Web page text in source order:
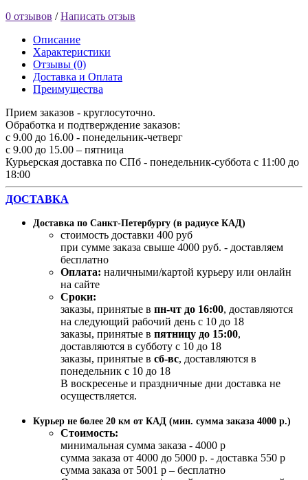
0 отзывов /Написать отзыв
Описание
Характеристики
Отзывы (0)
Доставка и Оплата
Преимущества
Прием заказов - круглосуточно.
Обработка и подтверждение заказов:
с 9.00 до 16.00 - понедельник-четверг
с 9.00 до 15.00 – пятница
Курьерская доставка по СПб - понедельник-суббота с 11:00 до
18:00
ДОСТАВКА
Доставка по Санкт-Петербургу (в радиусе КАД)
стоимость доставки 400 руб
при сумме заказа свыше 4000 руб. - доставляем
бесплатно
Оплата: наличными/картой курьеру или онлайн
на сайте
Сроки:
заказы, принятые в пн-чт до 16:00, доставляются
на следующий рабочий день с 10 до 18
заказы, принятые в пятницу до 15:00,
доставляются в субботу с 10 до 18
заказы, принятые в сб-вс, доставляются в
понедельник с 10 до 18
В воскресенье и праздничные дни доставка не
осуществляется.
Курьер не более 20 км от КАД (мин. сумма заказа 4000 р.)
Стоимость:
минимальная сумма заказа - 4000 р
сумма заказа от 4000 до 5000 р. - доставка 550 р
сумма заказа от 5001 р – бесплатно